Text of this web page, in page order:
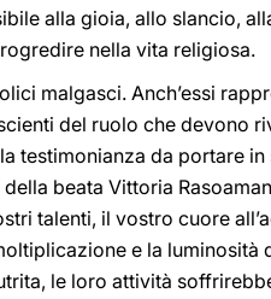
alla gioia, allo slancio,
nella vita religiosa.
malgasci. Anch’essi
del ruolo che devono
testimonianza da portare
beata Vittoria
talenti, il vostro cuore
e la
le loro attività